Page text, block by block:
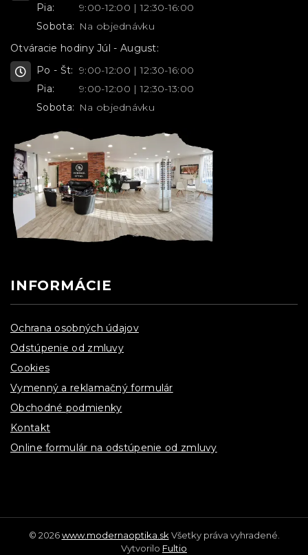
Pia:
9:00-12:00 | 12:30-16:00
Sobota: Na objednávku
Otváracie hodiny Júl - August:
Po - Št: 9:00-12:00 | 12:30-16:00
Pia:
9:00-12:00 | 12:30-13:00
Sobota: Na objednávku
INFORMÁCIE
Ochrana osobných údajov
Odstúpenie od zmluvy
Cookies
Vymenný a reklamačný formulár
Obchodné podmienky
Kontakt
Online formulár na odstúpenie od zmluvy
© 2026www.modernaoptika.sk Všetky práva vyhradené.
Vytvorilo Fultio